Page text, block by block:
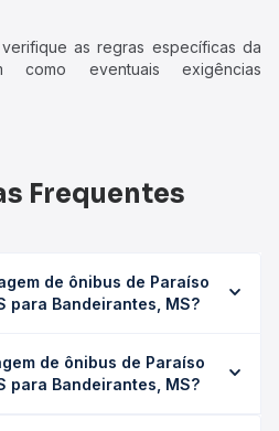
as regras específicas da
como eventuais exigências
Frequentes
de ônibus de Paraíso
para Bandeirantes, MS?
em média 3h 10min, podendo
tipo de serviço (convencional,
de ônibus de Paraíso
para Bandeirantes, MS?